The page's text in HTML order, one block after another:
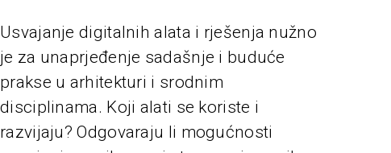
Usvajanje digitalnih alata i rješenja nužno
je za unaprjeđenje sadašnje i buduće
prakse u arhitekturi i srodnim
disciplinama. Koji alati se koriste i
razvijaju? Odgovaraju li mogućnosti